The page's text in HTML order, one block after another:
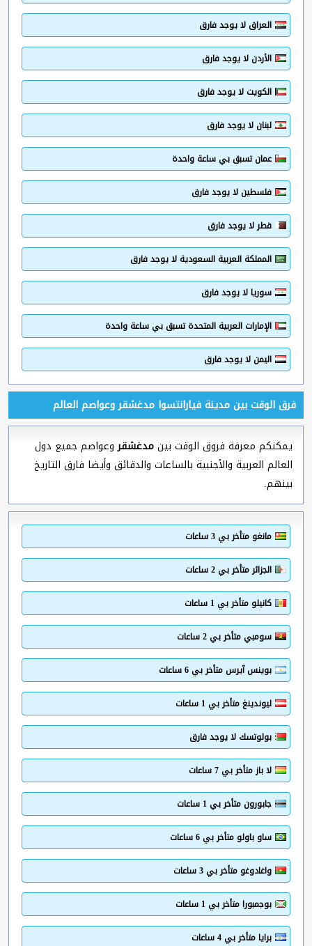
العراق لا يوجد فارق
الأردن لا يوجد فارق
الكويت لا يوجد فارق
لبنان لا يوجد فارق
عمان تسبق بي ساعة واحدة
فلسطين لا يوجد فارق
قطر لا يوجد فارق
المملكة العربية السعودية لا يوجد فارق
سوريا لا يوجد فارق
الإمارات العربية المتحدة تسبق بي ساعة واحدة
اليمن لا يوجد فارق
فرق الوقت بين مدينة فيارانتسوا مدغشقر وعواصم العالم
يمكنكم معرفة فروق الوقت بينمدغشقروعواصم جميع دول
العالم العربية والأجنبية بالساعات والدقائق وأيضا فارق التاريخ
بينهم.
مانغو متأخر بي 3 ساعات
الجزائر متأخر بي 2 ساعات
كانيلو متأخر بي 1 ساعات
سومبي متأخر بي 2 ساعات
بوينس آيرس متأخر بي 6 ساعات
ليوندينغ متأخر بي 1 ساعات
بولوتسك لا يوجد فارق
لا باز متأخر بي 7 ساعات
جابورون متأخر بي 1 ساعات
ساو باولو متأخر بي 6 ساعات
واغادوغو متأخر بي 3 ساعات
بوجمبورا متأخر بي 1 ساعات
برايا متأخر بي 4 ساعات